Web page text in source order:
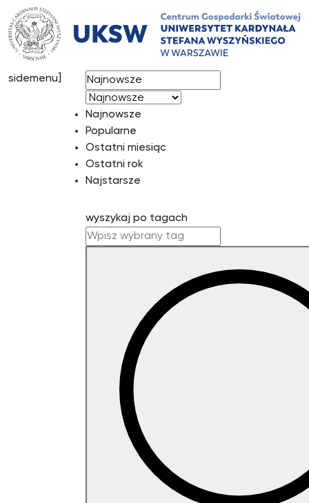
Przejdź
do
treści
[mst-
sidemenu]
Najnowsze
Popularne
Ostatni miesiąc
Ostatni rok
Najstarsze
wyszykaj po tagach